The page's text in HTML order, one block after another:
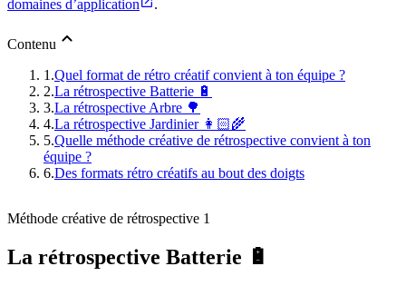
domaines d’application .
Contenu
1.Quel format de rétro créatif convient à ton équipe ?
2.La rétrospective Batterie 🔋
3.La rétrospective Arbre 🌳
4.La rétrospective Jardinier 👩🏻‍🌾
5.Quelle méthode créative de rétrospective convient à ton
équipe ?
6.Des formats rétro créatifs au bout des doigts
Méthode créative de rétrospective 1
La rétrospective Batterie 🔋